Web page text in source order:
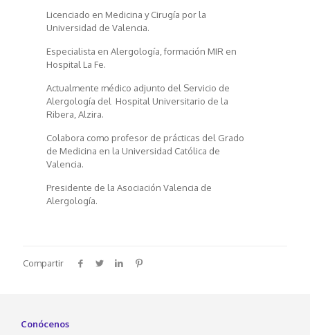
Licenciado en Medicina y Cirugía por la
Universidad de Valencia.
Especialista en Alergología, formación MIR en
Hospital La Fe.
Actualmente médico adjunto del Servicio de
Alergología del Hospital Universitario de la
Ribera, Alzira.
Colabora como profesor de prácticas del Grado
de Medicina en la Universidad Católica de
Valencia.
Presidente de la Asociación Valencia de
Alergología.
Compartir
Conócenos